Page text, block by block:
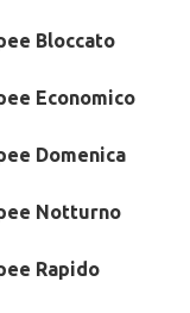
Bloccato
Economico
Domenica
Notturno
Rapido